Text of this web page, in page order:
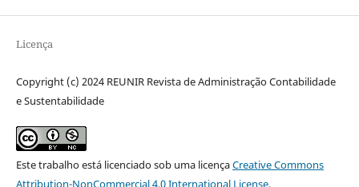
Licença
Copyright (c) 2024 REUNIR Revista de Administração Contabilidade
e Sustentabilidade
Este trabalho está licenciado sob uma licençaCreative Commons
Attribution-NonCommercial 4.0 International License.